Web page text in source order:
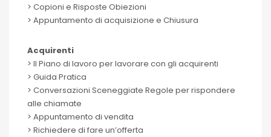
> Copioni e Risposte Obiezioni
> Appuntamento di acquisizione e Chiusura
Acquirenti
> Il Piano di lavoro per lavorare con gli acquirenti
> Guida Pratica
> Conversazioni Sceneggiate Regole per rispondere
alle chiamate
> Appuntamento di vendita
> Richiedere di fare un’offerta